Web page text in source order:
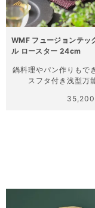
WMF フュージョンテッ
ル ロースター 24cm
鍋料理やパン作りもで
スフタ付き浅型万
35,200